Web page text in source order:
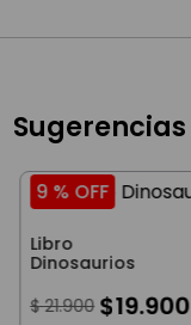
Sugerencias
9 % OFF
Libro
Dinosaurios
$ 21.900 $19.900